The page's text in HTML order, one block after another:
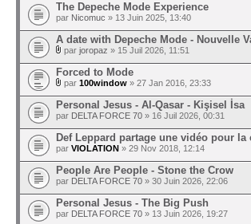
The Depeche Mode Experience
par Nicomuc » 13 Juin 2025, 13:40
A date with Depeche Mode - Nouvelle
par joropaz » 15 Juil 2026, 11:51
Forced to Mode
par 100window » 27 Jan 2016, 23:33
Personal Jesus - Al‐Qasar - Kişisel İsa
par DELTA FORCE 70 » 16 Juil 2026, 00:31
Def Leppard partage une vidéo pour
par VIOLATION » 29 Nov 2018, 12:14
People Are People - Stone the Crow
par DELTA FORCE 70 » 30 Juin 2026, 22:06
Personal Jesus - The Big Push
par DELTA FORCE 70 » 13 Juin 2026, 19:27